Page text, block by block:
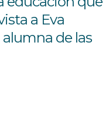
a Eva
de las